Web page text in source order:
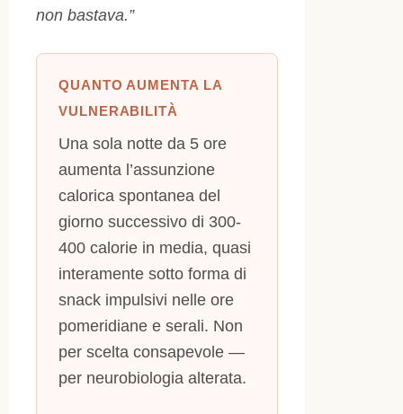
non bastava.”
QUANTO AUMENTA LA
VULNERABILITÀ
Una sola notte da 5 ore
aumenta l’assunzione
calorica spontanea del
giorno successivo di 300-
400 calorie in media, quasi
interamente sotto forma di
snack impulsivi nelle ore
pomeridiane e serali. Non
per scelta consapevole —
per neurobiologia alterata.